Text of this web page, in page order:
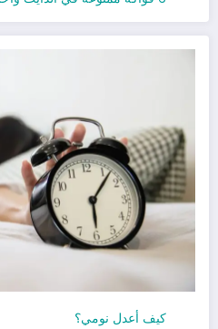
كيف أعدل نومي؟